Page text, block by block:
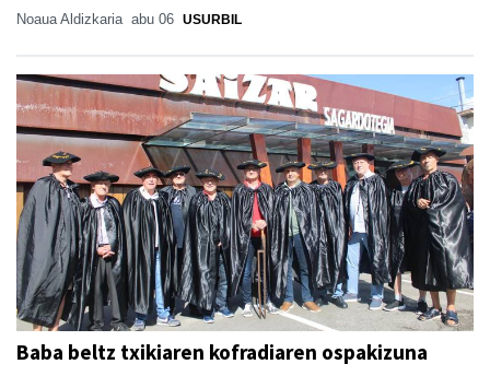
Noaua Aldizkaria abu 06 USURBIL
Baba beltz txikiaren kofradiaren ospakizuna